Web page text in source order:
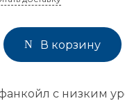
В корзину
с низким